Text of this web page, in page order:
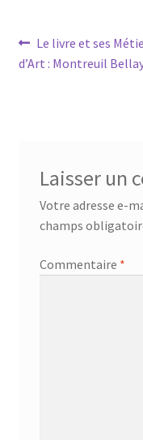
Navigation
de
Article
précédent :
Le livre et ses
d’Art : Montreuil
Laisser un
Votre adresse e-
champs
Commentaire *